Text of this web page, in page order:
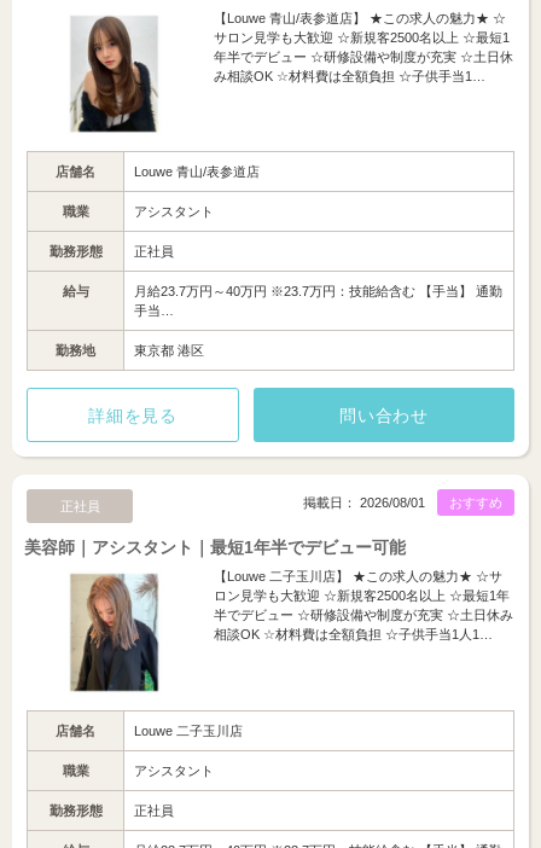
【Louwe 青山/表参道店】 ★この求人の魅力★ ☆
サロン見学も大歓迎 ☆新規客2500名以上 ☆最短1
年半でデビュー ☆研修設備や制度が充実 ☆土日休
み相談OK ☆材料費は全額負担 ☆子供手当1…
店舗名 Louwe 青山/表参道店
職業 アシスタント
勤務形態 正社員
給与
月給23.7万円～40万円 ※23.7万円：技能給含む 【手当】 通勤
手当…
勤務地 東京都 港区
詳細を見る 問い合わせ
正社員 おすすめ
掲載日： 2026/08/01
美容師｜アシスタント｜最短1年半でデビュー可能
【Louwe 二子玉川店】 ★この求人の魅力★ ☆サ
ロン見学も大歓迎 ☆新規客2500名以上 ☆最短1年
半でデビュー ☆研修設備や制度が充実 ☆土日休み
相談OK ☆材料費は全額負担 ☆子供手当1人1…
店舗名 Louwe 二子玉川店
職業 アシスタント
勤務形態 正社員